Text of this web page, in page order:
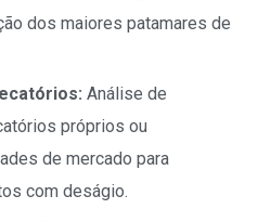
dos maiores patamares de
Análise de
próprios ou
de mercado para
com deságio.